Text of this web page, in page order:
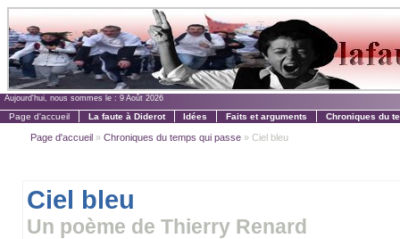
Aujourd'hui, nous sommes le : 9 Août 2026
Page d'accueil La faute à Diderot Idées Faits et arguments Chroniques du
Page d'accueil »Chroniques du temps qui passe » Ciel bleu
Ciel bleu
Un poème de Thierry Renard